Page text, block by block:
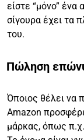
είστε “μόνο” ένα
σίγουρα έχει τα
του.
Πώληση
Όποιος θέλει να
Amazon
μάρκας, όπως π.χ.